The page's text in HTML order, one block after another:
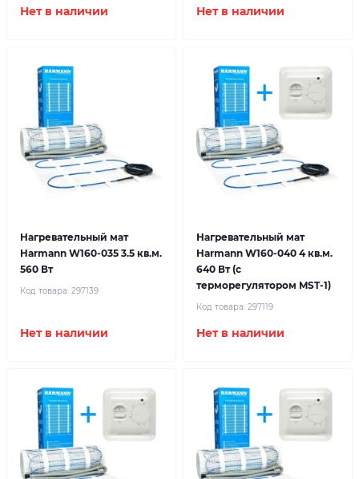
Нет в наличии Нет в наличии
Нагревательный мат
Harmann W160-035 3.5 кв.м.
560 Вт
Код товара: 297139
Нет в наличии
Нагревательный мат
Harmann W160-040 4 кв.м.
640 Вт (с
терморегулятором MST-1)
Код товара: 297119
Нет в наличии